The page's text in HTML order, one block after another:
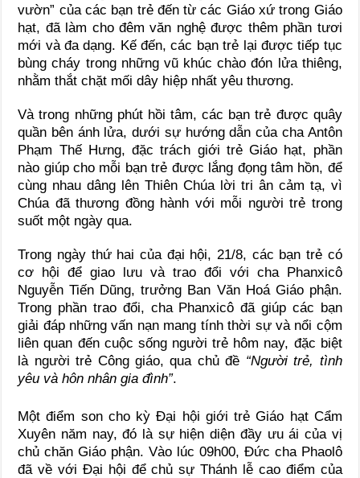
vườn” của các bạn trẻ đến từ các Giáo xứ trong Giáo
hạt, đã làm cho đêm văn nghệ được thêm phần tươi
mới và đa dạng. Kế đến, các bạn trẻ lại được tiếp tục
bùng cháy trong những vũ khúc chào đón lửa thiêng,
nhằm thắt chặt mối dây hiệp nhất yêu thương.
Và trong những phút hồi tâm, các bạn trẻ được quây
quần bên ánh lửa, dưới sự hướng dẫn của cha Antôn
Phạm Thế Hưng, đặc trách giới trẻ Giáo hạt, phần
nào giúp cho mỗi bạn trẻ được lắng đọng tâm hồn, để
cùng nhau dâng lên Thiên Chúa lời tri ân cảm tạ, vì
Chúa đã thương đồng hành với mỗi người trẻ trong
suốt một ngày qua.
Trong ngày thứ hai của đại hội, 21/8, các bạn trẻ có
cơ hội để giao lưu và trao đổi với cha Phanxicô
Nguyễn Tiến Dũng, trưởng Ban Văn Hoá Giáo phận.
Trong phần trao đổi, cha Phanxicô đã giúp các bạn
giải đáp những vấn nạn mang tính thời sự và nổi cộm
liên quan đến cuộc sống người trẻ hôm nay, đặc biệt
là người trẻ Công giáo, qua chủ đề “Người trẻ, tình
yêu và hôn nhân gia đình”.
Một điểm son cho kỳ Đại hội giới trẻ Giáo hạt Cẩm
Xuyên năm nay, đó là sự hiện diện đầy ưu ái của vị
chủ chăn Giáo phận. Vào lúc 09h00, Đức cha Phaolô
đã về với Đại hội để chủ sự Thánh lễ cao điểm của